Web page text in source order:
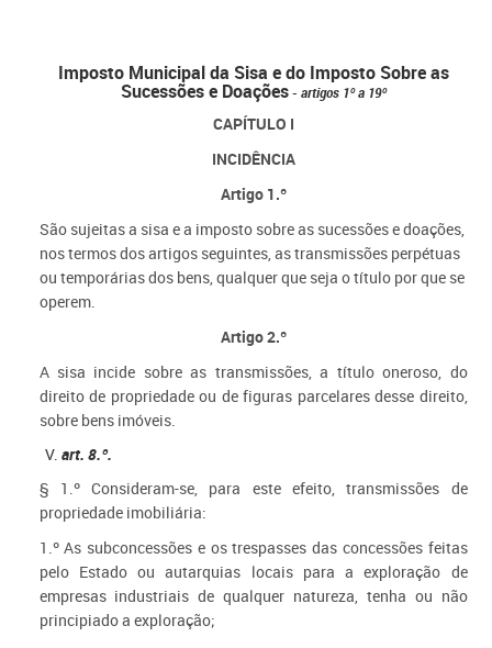
Imposto Municipal da Sisa e do Imposto Sobre as
Sucessões e Doações- artigos 1º a 19º
CAPÍTULO I
INCIDÊNCIA
Artigo 1.º
São sujeitas a sisa e a imposto sobre as sucessões e doações,
nos termos dos artigos seguintes, as transmissões perpétuas
ou temporárias dos bens, qualquer que seja o título por que se
operem.
Artigo 2.º
A sisa incide sobre as transmissões, a título oneroso, do
direito de propriedade ou de figuras parcelares desse direito,
sobre bens imóveis.
art. 8.º.
§ 1.º Consideram-se, para este efeito, transmissões de
propriedade imobiliária:
1.º As subconcessões e os trespasses das concessões feitas
pelo Estado ou autarquias locais para a exploração de
empresas industriais de qualquer natureza, tenha ou não
principiado a exploração;